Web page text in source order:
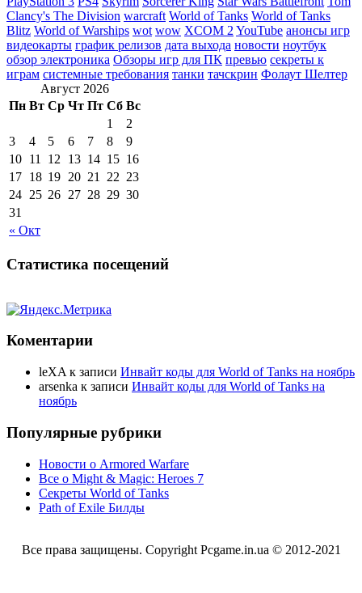
Clancy's The Division warcraft World of Tanks World of Tanks
Blitz World of Warships wot wow XCOM 2 YouTube анонсы игр
видеокарты график релизов дата выхода новости ноутбук
обзор электроника Обзоры игр для ПК превью секреты к
играм системные требования танки тачскрин Фолаут Шелтер
Август 2026
Пн Вт Ср Чт Пт Сб Вс
« Окт
1
2
3
4 5 6 7 8
9
10 11 12 13 14 15 16
17 18 19 20 21 22 23
24 25 26 27 28 29 30
31
Статистика посещений
Коментарии
leXA к записи Инвайт коды для World of Tanks на ноябрь
arsenka к записи Инвайт коды для World of Tanks на
ноябрь
Популярные рубрики
Новости о Armored Warfare
Все о Might & Magic: Heroes 7
Секреты World of Tanks
Path of Exile Билды
Все права защищены. Copyright Pcgame.in.ua © 2012-2021